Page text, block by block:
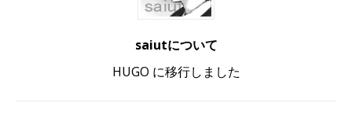
saiutについて
HUGO に移行しました